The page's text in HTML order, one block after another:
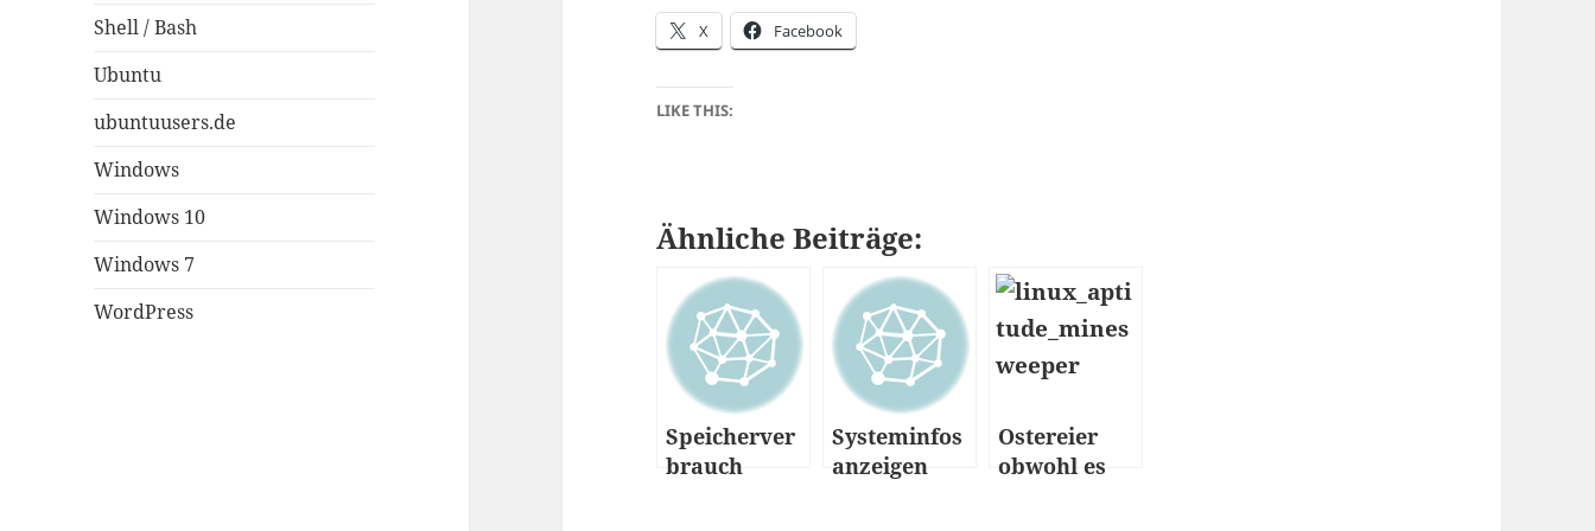
Shell / Bash
Ubuntu
ubuntuusers.de
Windows
Windows 10
Windows 7
WordPress
X Facebook
LIKE THIS:
Ähnliche Beiträge:
Speicherver
brauch
Systeminfos
anzeigen
Ostereier
obwohl es